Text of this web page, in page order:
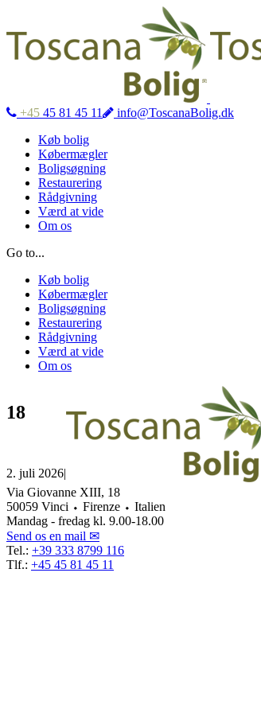
+45 45 81 45 11
info@ToscanaBolig.dk
Køb bolig
Købermægler
Boligsøgning
Restaurering
Rådgivning
Værd at vide
Om os
Go to...
Køb bolig
Købermægler
Boligsøgning
Restaurering
Rådgivning
Værd at vide
Om os
18
2. juli 2026|
Via Giovanne XIII, 18
50059 Vinci ⬩ Firenze ⬩ Italien
Mandag - fredag kl. 9.00-18.00
Send os en mail ✉
Tel.: +39 333 8799 116
Tlf.: +45 45 81 45 11